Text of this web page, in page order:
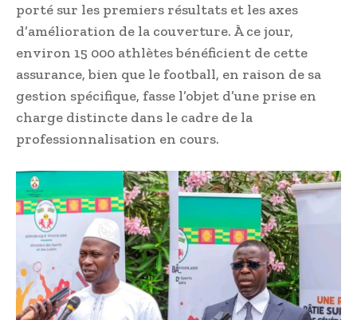
porté sur les premiers résultats et les axes
d’amélioration de la couverture. À ce jour,
environ 15 000 athlètes bénéficient de cette
assurance, bien que le football, en raison de sa
gestion spécifique, fasse l’objet d’une prise en
charge distincte dans le cadre de la
professionnalisation en cours.